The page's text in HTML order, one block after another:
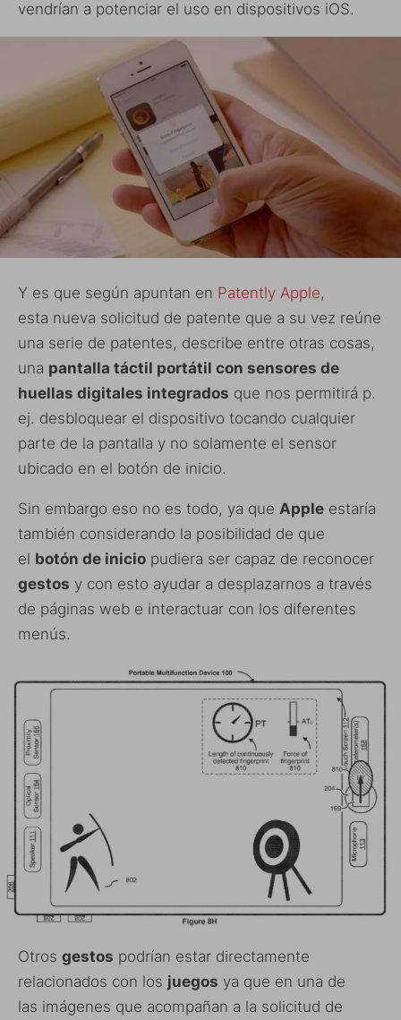
vendrían a potenciar el uso en dispositivos iOS.
Y es que según apuntan en Patently Apple,
esta nueva solicitud de patente que a su vez reúne
una serie de patentes, describe entre otras cosas,
una pantalla táctil portátil con sensores de
huellas digitales integrados que nos permitirá p.
ej. desbloquear el dispositivo tocando cualquier
parte de la pantalla y no solamente el sensor
ubicado en el botón de inicio.
Sin embargo eso no es todo, ya que Apple estaría
también considerando la posibilidad de que
el botón de inicio pudiera ser capaz de reconocer
gestos y con esto ayudar a desplazarnos a través
de páginas web e interactuar con los diferentes
menús.
Otros gestos podrían estar directamente
relacionados con los juegos ya que en una de
las imágenes que acompañan a la solicitud de